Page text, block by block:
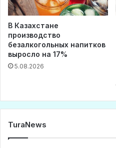
В Казахстане
производство
безалкогольных напитков
выросло на 17%
5.08.2026
TuraNews